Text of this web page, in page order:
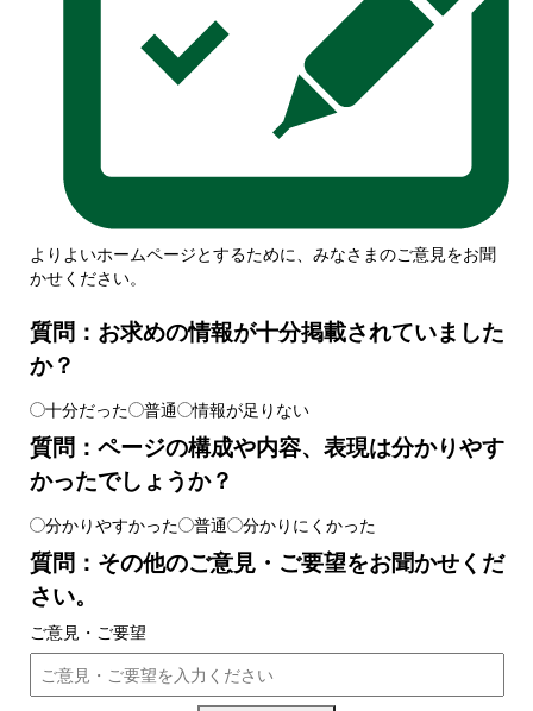
よりよいホームページとするために、みなさまのご意見をお聞
かせください。
質問：お求めの情報が十分掲載されていました
か？
十分だった 普通 情報が足りない
質問：ページの構成や内容、表現は分かりやす
かったでしょうか？
分かりやすかった 普通 分かりにくかった
質問：その他のご意見・ご要望をお聞かせくだ
さい。
ご意見・ご要望